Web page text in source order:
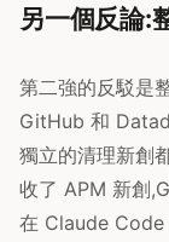
另一個反論:
第二強的反駁是
GitHub 和
獨立的清理新創
收了 APM 新創
在 Claude Code